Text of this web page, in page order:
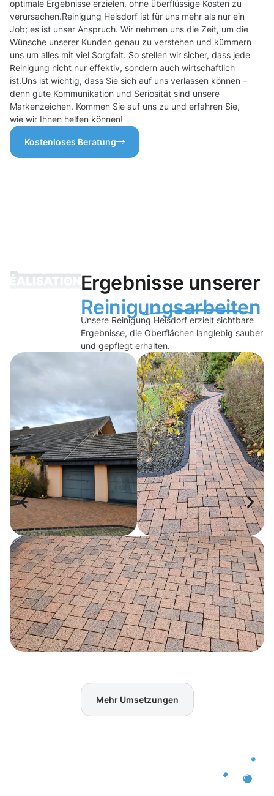
optimale Ergebnisse erzielen, ohne überflüssige Kosten zu
verursachen.Reinigung Heisdorf ist für uns mehr als nur ein
Job; es ist unser Anspruch. Wir nehmen uns die Zeit, um die
Wünsche unserer Kunden genau zu verstehen und kümmern
uns um alles mit viel Sorgfalt. So stellen wir sicher, dass jede
Reinigung nicht nur effektiv, sondern auch wirtschaftlich
ist.Uns ist wichtig, dass Sie sich auf uns verlassen können –
denn gute Kommunikation und Seriosität sind unsere
Markenzeichen. Kommen Sie auf uns zu und erfahren Sie,
wie wir Ihnen helfen können!
Kostenloses Beratung
Ergebnisse unserer
Reinigungsarbeiten
Unsere Reinigung Heisdorf erzielt sichtbare
Ergebnisse, die Oberflächen langlebig sauber
und gepflegt erhalten.
Mehr Umsetzungen